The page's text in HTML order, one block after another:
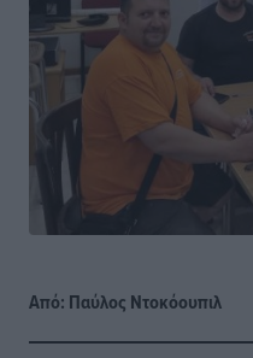
Από: Παύλος Nτοκόουπιλ